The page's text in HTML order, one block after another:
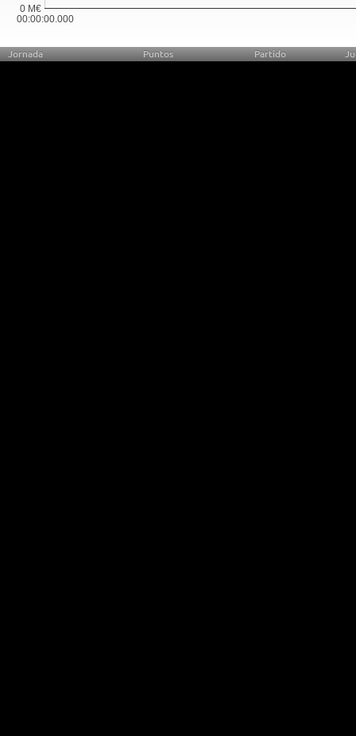
00:00:00.000
0 M€
Jornada Puntos Partido